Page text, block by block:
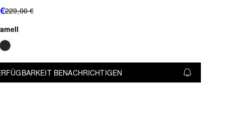
229,00 €
BENACHRICHTIGEN